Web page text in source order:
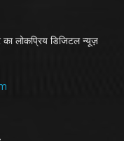
लोकप्रिय डिजिटल न्यूज़